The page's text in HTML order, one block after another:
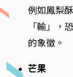
例如鳳梨
「輸」，
的象徵。
芒果